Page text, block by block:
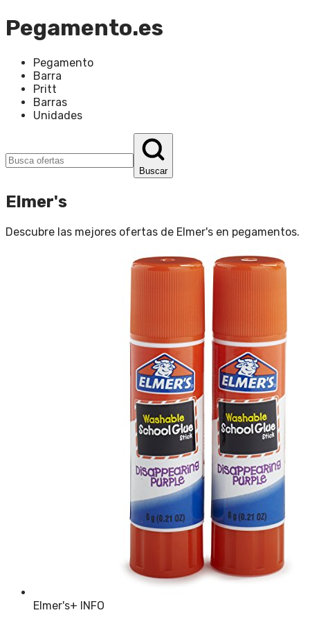
Pegamento.es
Pegamento
Barra
Pritt
Barras
Unidades
Buscar
Elmer's
Descubre las mejores ofertas de Elmer's en pegamentos.
Elmer's+ INFO